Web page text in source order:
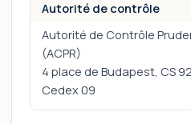
Autorité de contrôle
Autorité de Contrôle
(ACPR)
4 place de Budapest, CS
Cedex 09